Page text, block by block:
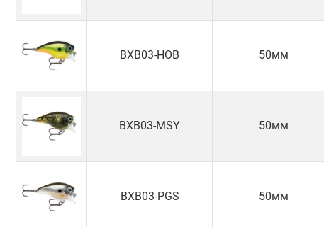
BXB03-HOB 50мм
BXB03-MSY 50мм
BXB03-PGS 50мм